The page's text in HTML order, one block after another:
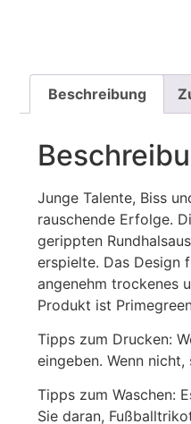
Beschreibung
Junge Talente, Biss
rauschende Erfolge.
gerippten
erspielte. Das Design
angenehm trockenes
Produkt ist
Tipps zum Drucken:
eingeben. Wenn
Tipps zum Waschen:
Sie daran,